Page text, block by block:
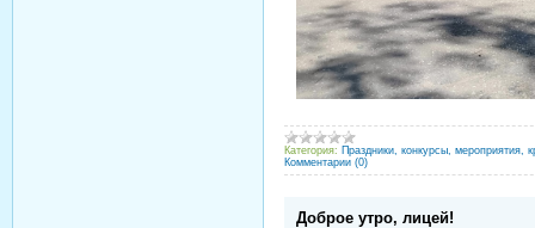
Категория: Праздники, конкурсы, мероприятия,
Комментарии (0)
Доброе утро, лицей!